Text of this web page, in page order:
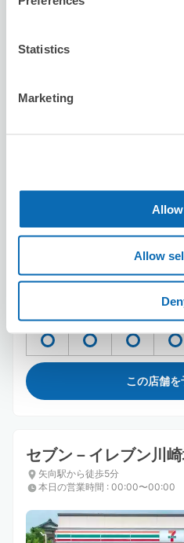
Statistics
Marketing
Allow
セブン－イレブン鶴見
スーツケースサイズ:2 バッグ
空き
8/7金 8/8土 8/9日 8/10
この店舗を
セブン－イレブン川
矢向駅から徒歩5分
本日の営業時間 : 00:00〜00:00